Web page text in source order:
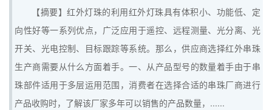
【摘要】红外灯珠的利用红外灯珠具有体积小、功能低、定
向性好等一系列优点，广泛应用于遥控、远程测量、光分离、光
开关、光电控制、目标跟踪等系统。那么，供应商选择红外串珠
生产商需要从什么方面着手。一、从产品型号的数量着手由于串
珠部件适用于多层运用范围，消费者在选择合适的串珠厂商进行
产品收购时，了解该厂家多年可以销售的产品数量，......